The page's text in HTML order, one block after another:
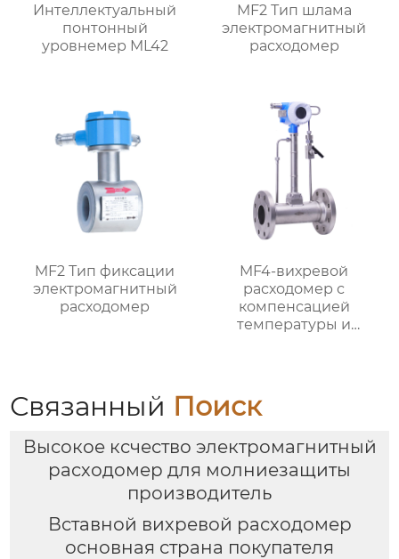
Интеллектуальный
понтонный
уровнемер ML42
MF2 Тип шлама
электромагнитный
расходомер
MF2 Тип фиксации
электромагнитный
расходомер
MF4-вихревой
расходомер с
компенсацией
температуры и
Связанный Поиск
Высокое ксчество электромагнитный
расходомер для молниезащиты
производитель
Вставной вихревой расходомер
основная страна покупателя